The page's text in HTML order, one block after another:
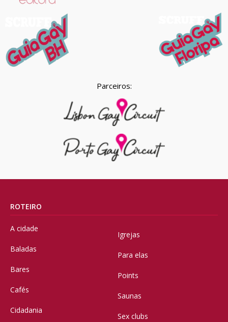
Parceiros:
ROTEIRO
A cidade
Baladas
Bares
Cafés
Cidadania
Igrejas
Para elas
Points
Saunas
Sex clubs